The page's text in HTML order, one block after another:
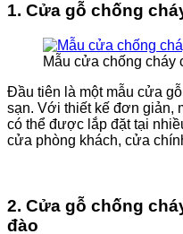
1. Cửa gỗ chống
Mẫu cửa chống cháy
Đầu tiên là một mẫu cửa
sạn. Với thiết kế đơn giản,
có thể được lắp đặt tại
cửa phòng khách, cửa
2. Cửa gỗ chống
đào